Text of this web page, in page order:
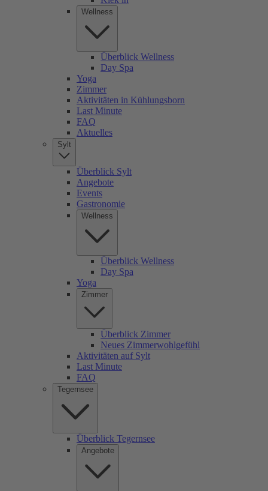
Wellness
Überblick Wellness
Day Spa
Yoga
Zimmer
Aktivitäten in Kühlungsborn
Last Minute
FAQ
Aktuelles
Sylt
Überblick Sylt
Angebote
Events
Gastronomie
Wellness
Überblick Wellness
Day Spa
Yoga
Zimmer
Überblick Zimmer
Neues Zimmerwohlgefühl
Aktivitäten auf Sylt
Last Minute
FAQ
Tegernsee
Überblick Tegernsee
Angebote